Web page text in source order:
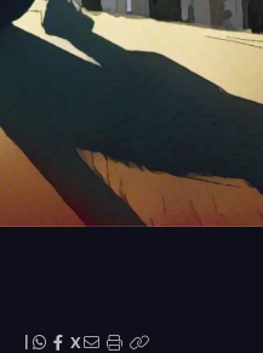
X